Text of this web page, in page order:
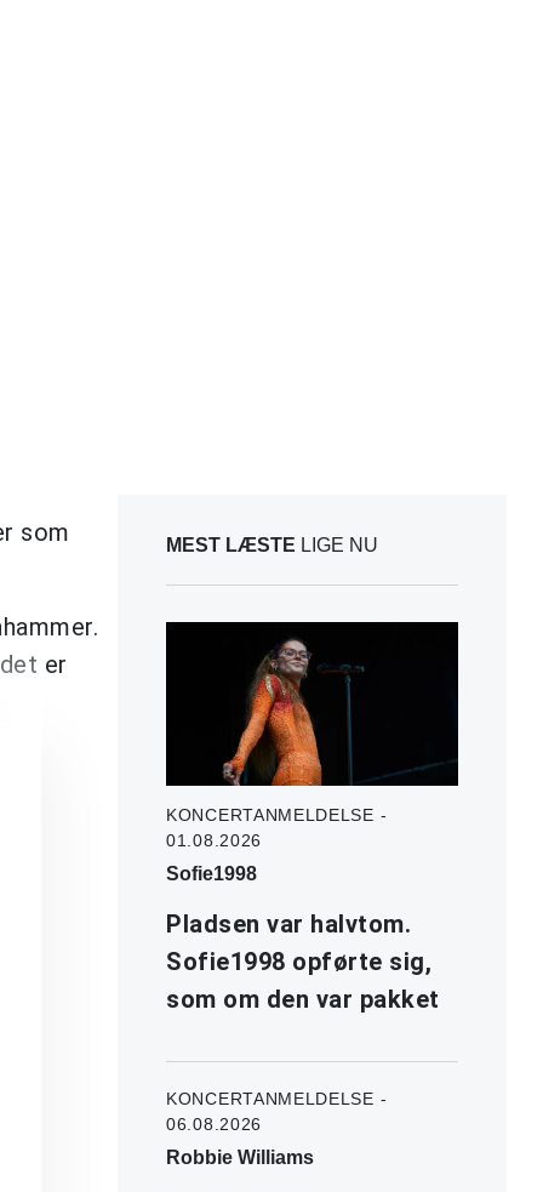
som
er
MEST LÆSTE LIGE NU
KONCERTANMELDELSE -
01.08.2026
Sofie1998
Pladsen var halvtom.
Sofie1998 opførte sig,
som om den var pakket
KONCERTANMELDELSE -
06.08.2026
Robbie Williams